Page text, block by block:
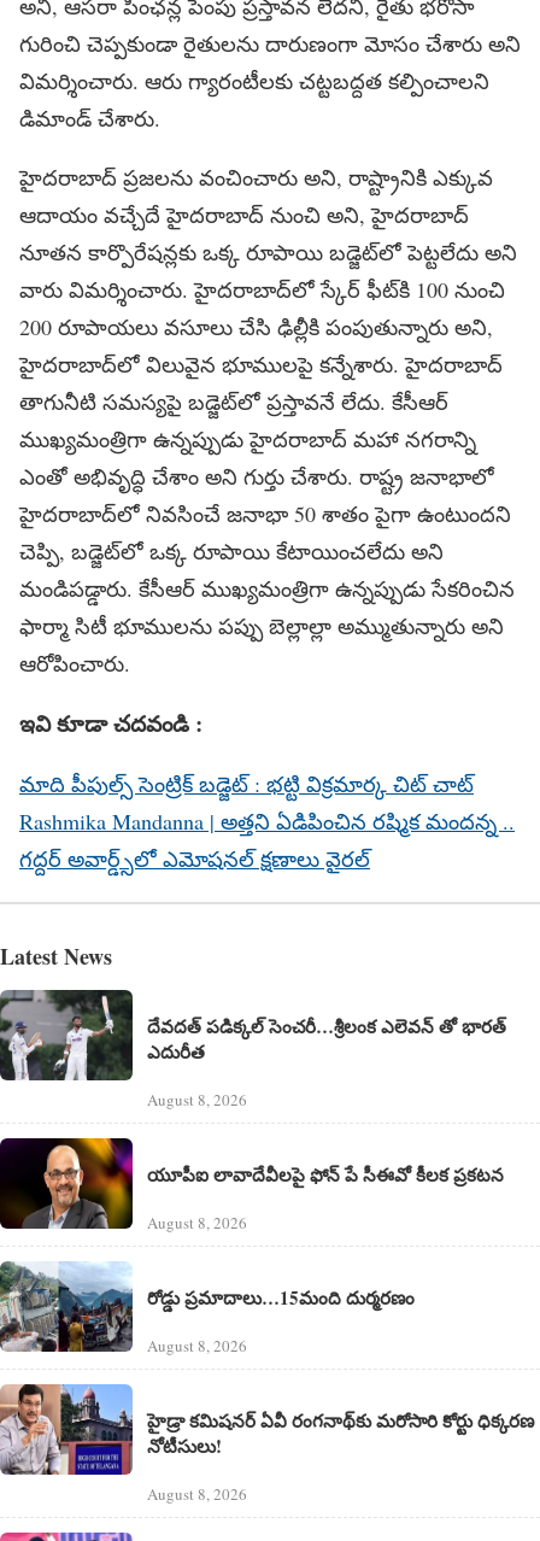
గురించి చెప్పకుండా రైతులను దారుణంగా మోసం చేశారు అని
విమర్శించారు. ఆరు గ్యారంటీలకు చట్టబద్దత కల్పించాలని
డిమాండ్ చేశారు.
హైదరాబాద్ ప్రజలను వంచించారు అని, రాష్ట్రానికి ఎక్కువ
ఆదాయం వచ్చేదే హైదరాబాద్ నుంచి అని, హైదరాబాద్
నూతన కార్పొరేషన్లకు ఒక్క రూపాయి బడ్జెట్‌లో పెట్టలేదు అని
వారు విమర్శించారు. హైదరాబాద్‌లో స్కేర్ ఫీట్‌కి 100 నుంచి
200 రూపాయలు వసూలు చేసి ఢిల్లీకి పంపుతున్నారు అని,
హైదరాబాద్‌లో విలువైన భూములపై కన్నేశారు. హైదరాబాద్
తాగునీటి సమస్యపై బడ్జెట్‌లో ప్రస్తావనే లేదు. కేసీఆర్
ముఖ్యమంత్రిగా ఉన్నప్పుడు హైదరాబాద్ మహా నగరాన్ని
ఎంతో అభివృద్ధి చేశాం అని గుర్తు చేశారు. రాష్ట్ర జనాభాలో
హైదరాబాద్‌లో నివసించే జనాభా 50 శాతం పైగా ఉంటుందని
చెప్పి, బడ్జెట్‌లో ఒక్క రూపాయి కేటాయించలేదు అని
మండిపడ్డారు. కేసీఆర్ ముఖ్యమంత్రిగా ఉన్నప్పుడు సేకరించిన
ఫార్మా సిటీ భూములను పప్పు బెల్లాల్లా అమ్ముతున్నారు అని
ఆరోపించారు.
ఇవి కూడా చదవండి :
మాది పీపుల్స్ సెంట్రిక్ బడ్జెట్ : భట్టి విక్రమార్క చిట్ చాట్
Rashmika Mandanna | అత్తని ఏడిపించిన రష్మిక మందన్న ..
గద్దర్ అవార్డ్స్‌లో ఎమోషనల్ క్షణాలు వైరల్
Latest News
దేవదత్ పడిక్కల్‌ సెంచరీ…శ్రీలంక ఎలెవన్ తో భారత్
ఎదురీత
August 8, 2026
యూపీఐ లావాదేవీలపై ఫోన్ పే సీఈవో కీలక ప్రకటన
August 8, 2026
రోడ్డు ప్రమాదాలు…15మంది దుర్మరణం
August 8, 2026
హైడ్రా కమిషనర్ ఏవీ రంగనాథ్‌కు మరోసారి కోర్టు ధిక్కరణ
నోటీసులు!
August 8, 2026